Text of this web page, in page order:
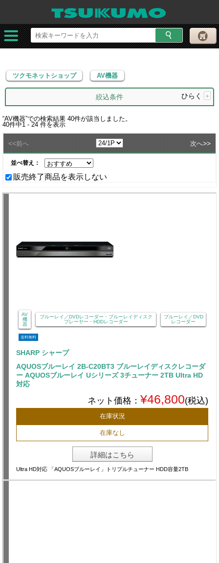
ツクモネットショップ AV機器
ツクモネットショップ AV機器
絞込条件 ひらく +
“AV機器”での検索結果 40件が該当しました。
40件中1 - 24 件を表示
<<前へ 次へ>>
並べ替え：
販売終了商品を表示しない
AV
機
器
ブルーレイ／DVDレコーダー・ブルーレイディスク
プレーヤー・HDDレコーダー
ブルーレイ／DVD
レコーダー
送料無料
SHARP シャープ
AQUOSブルーレイ 2B-C20BT3 ブルーレイディスクレコーダ
ー AQUOSブルーレイ Uシリーズ 3チューナー 2TB Ultra HD
対応
ネット価格： ¥46,800(税込)
在庫状況
在庫なし
詳細はこちら
Ultra HD対応 「AQUOSブルーレイ」トリプルチューナー HDD容量2TB